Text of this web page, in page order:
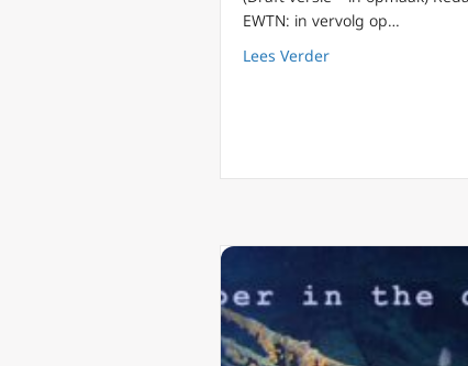
EWTN: in vervolg op…
Lees Verderabout Wat doe je